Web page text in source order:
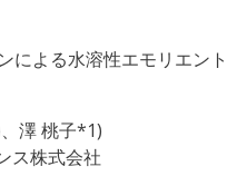
による水溶性エモリエント
澤 桃子*1)
ス株式会社